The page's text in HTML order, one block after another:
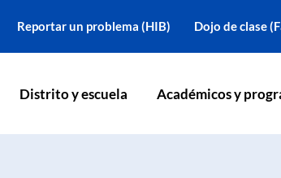
Reportar un problema (HIB) Dojo de clase
Distrito y escuela Académicos y